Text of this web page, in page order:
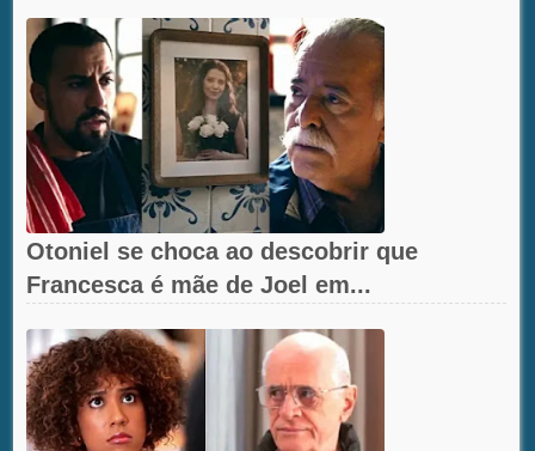
Otoniel se choca ao descobrir que
Francesca é mãe de Joel em...